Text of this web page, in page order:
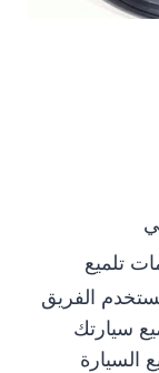
تلميع
الفريق
سيارتك
السيارة